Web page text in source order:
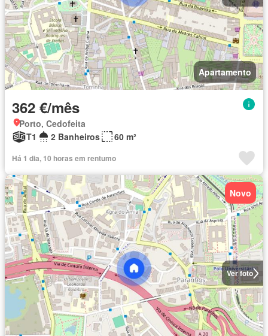
Apartamento
362 €/mês
Porto, Cedofeita
T1
2 Banheiros 60 m²
Há 1 dia, 10 horas em rentumo
Ver foto
Novo